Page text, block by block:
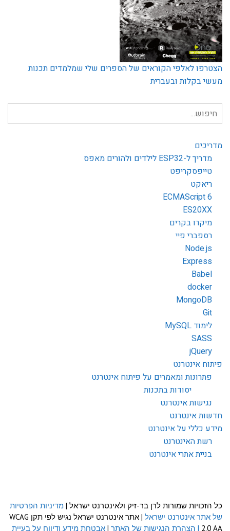
הצטרפו לאלפי הקוראים של הספרים שלי שמלמדים תכנות
מעשי בקלות ובעברית
חיפוש
עבור:
מדריכים
מדריך ל-ESP32 לילדים ולהורים מאפס
טייפסקריפט
ריאקט
ECMAScript 6
ES20XX
מיקרו בקרים
רספברי פיי
Node.js
Express
Babel
docker
MongoDB
Git
לימוד MySQL
SASS
jQuery
פיתוח אינטרנט
פתרונות ומאמרים על פיתוח אינטרנט
יסודות בתכנות
נגישות אינטרנט
חדשות אינטרנט
מידע כללי על אינטרנט
רשת האינטרנט
בניית אתרי אינטרנט
כל הזכויות שמורות לרן בר-זיק ולאינטרנט ישראל | מדיניות הפרטיות
של אתר אינטרנט ישראל
| אתר אינטרנט ישראל נגיש לפי תקן WCAG
2.0 AA | הצהרת הנגישות של האתר | אבטחת מידע ודיווח על בעיית